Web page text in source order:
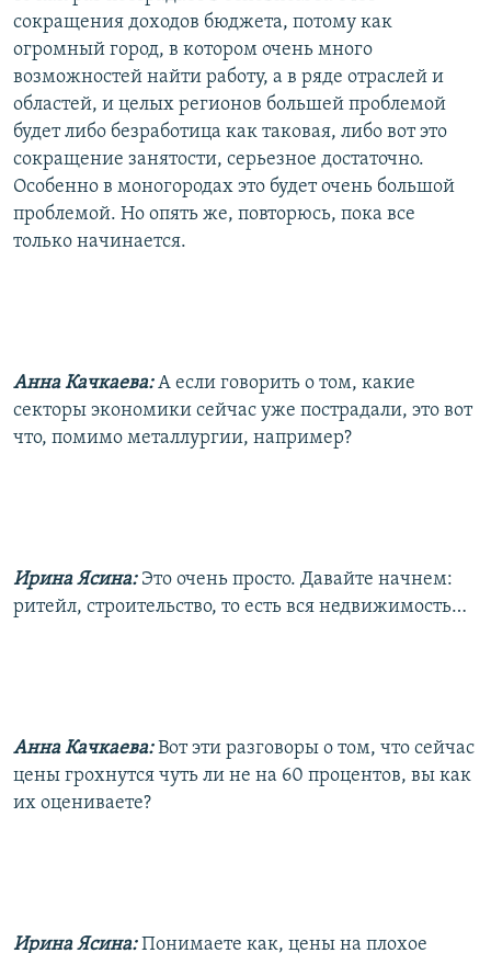
сокращения доходов бюджета, потому как
огромный город, в котором очень много
возможностей найти работу, а в ряде отраслей и
областей, и целых регионов большей проблемой
будет либо безработица как таковая, либо вот это
сокращение занятости, серьезное достаточно.
Особенно в моногородах это будет очень большой
проблемой. Но опять же, повторюсь, пока все
только начинается.
Анна Качкаева: А если говорить о том, какие
секторы экономики сейчас уже пострадали, это вот
что, помимо металлургии, например?
Ирина Ясина: Это очень просто. Давайте начнем:
ритейл, строительство, то есть вся недвижимость…
Анна Качкаева: Вот эти разговоры о том, что сейчас
цены грохнутся чуть ли не на 60 процентов, вы как
их оцениваете?
Ирина Ясина: Понимаете как, цены на плохое